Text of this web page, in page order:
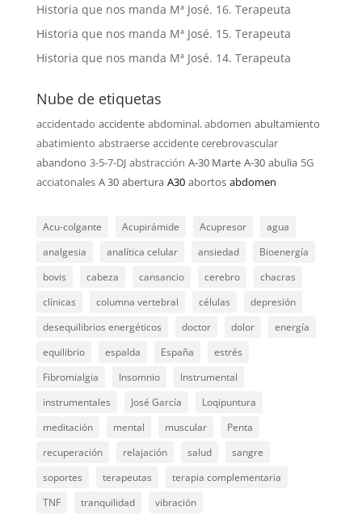
Historia que nos manda Mª José. 16. Terapeuta
Historia que nos manda Mª José. 15. Terapeuta
Historia que nos manda Mª José. 14. Terapeuta
Nube de etiquetas
accidentado accidente abdominal. abdomen abultamiento
abatimiento abstraerse accidente cerebrovascular
abandono 3-5-7-DJ abstracción A-30 Marte A-30 abulia 5G
acciatonales A 30 abertura A30 abortos abdomen
Acu-colgante Acupirámide Acupresor
agua
analgesia
analítica celular ansiedad
Bioenergía
bovis
cabeza cansancio cerebro
chacras
clínicas
columna vertebral células
depresión
desequilibrios energéticos
doctor dolor
energía
equilibrio
espalda España
estrés
Fibromialgia
Insomnio
Instrumental
instrumentales
José García
Loqipuntura
meditación
mental muscular
Penta
recuperación
relajación salud
sangre
soportes
terapeutas
terapia complementaria
TNF
tranquilidad vibración